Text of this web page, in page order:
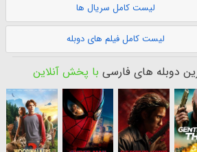
لیست کامل سریال ها
لیست کامل فیلم های دوبله
دوبله های فارسی با پخش آنلاین